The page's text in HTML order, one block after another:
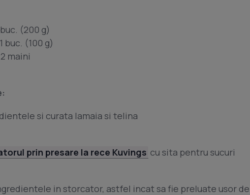
buc. (200 g)
buc. (100 g)
2 maini
si curata lamaia si telina
prin presare la rece Kuvings cu sita pentru sucuri
in storcator, astfel incat sa fie preluate usor de